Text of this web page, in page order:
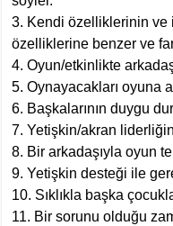
3. Kendi özelliklerinin ve
özelliklerine benzer ve
4. Oyun/etkinlikte
5. Oynayacakları oyuna
6. Başkalarının duygu
7. Yetişkin/akran
8. Bir arkadaşıyla oyun
9. Yetişkin desteği ile
10. Sıklıkla başka
11. Bir sorunu olduğu